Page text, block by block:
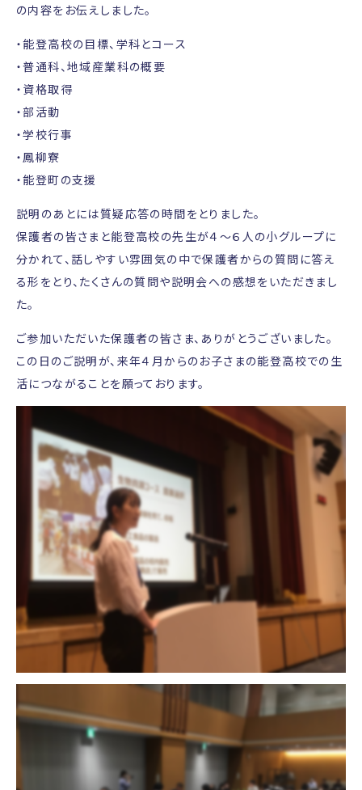
の内容をお伝えしました。
・能登高校の目標、学科とコース
・普通科、地域産業科の概要
・資格取得
・部活動
・学校行事
・鳳柳寮
・能登町の支援
説明のあとには質疑応答の時間をとりました。
保護者の皆さまと能登高校の先生が４～６人の小グループに
分かれて、話しやすい雰囲気の中で保護者からの質問に答え
る形をとり、たくさんの質問や説明会への感想をいただきまし
た。
ご参加いただいた保護者の皆さま、ありがとうございました。
この日のご説明が、来年４月からのお子さまの能登高校での生
活につながることを願っております。